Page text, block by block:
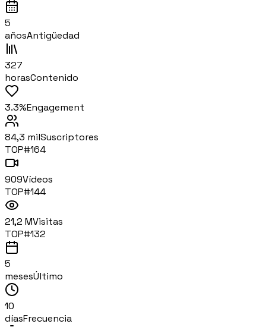
5
añosAntigüedad
327
horasContenido
3.3%Engagement
84,3 milSuscriptores
TOP#164
909Vídeos
TOP#144
21,2 MVisitas
TOP#132
5
mesesÚltimo
10
díasFrecuencia